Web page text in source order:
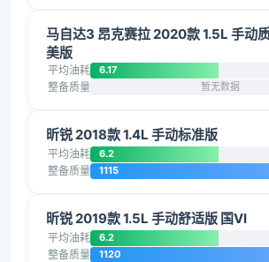
马自达3 昂克赛拉 2020款 1.5L 手动
美版
平均油耗 6.17
整备质量 暂无数据
昕锐 2018款 1.4L 手动标准版
平均油耗 6.2
整备质量 1115
昕锐 2019款 1.5L 手动舒适版 国VI
平均油耗 6.2
整备质量 1120